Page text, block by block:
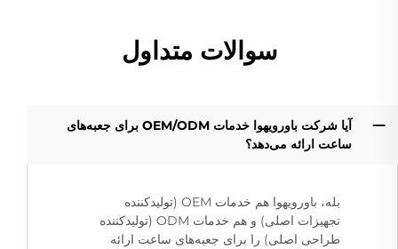
سوالات متداول
آیا شرکت باورویهوا خدمات OEM/ODM برای جعبه‌های
ساعت ارائه می‌دهد؟
بله، باورویهوا هم خدمات OEM (تولیدکننده
تجهیزات اصلی) و هم خدمات ODM (تولیدکننده
طراحی اصلی) را برای جعبه‌های ساعت ارائه